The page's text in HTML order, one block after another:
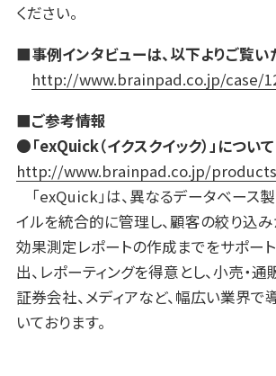
ください。
■事例インタビューは、以下よりご覧い
http://www.brainpad.co.jp/case/
■ご参考情報
●「exQuick（イクスクイック）」につい
http://www.brainpad.co.jp/
「exQuick」は、異なるデータベース製
イルを統合的に管理し、顧客の絞り込み
効果測定レポートの作成までをサポート
出、レポーティングを得意とし、小売・
証券会社、メディアなど、幅広い業界で
いております。